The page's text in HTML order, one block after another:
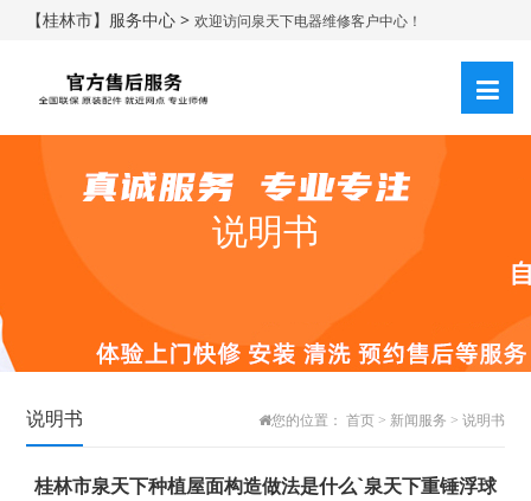
【桂林市】服务中心 >欢迎访问泉天下电器维修客户中心！
说明书
说明书 您的位置： 首页> 新闻服务 > 说明书
桂林市泉天下种植屋面构造做法是什么`泉天下重锤浮球